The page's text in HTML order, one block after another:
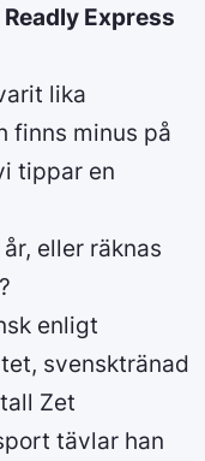
Readly Express
lika
finns minus på
tippar en
eller räknas
enligt
svensktränad
Zet
tävlar han